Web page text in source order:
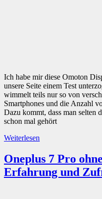
Ich habe mir diese Omoton
unsere Seite einem Test
wimmelt teils nur so von
Smartphones und die Anzahl
Dazu kommt, dass man selten
schon mal gehört
Weiterlesen
Oneplus 7 Pro
Erfahrung und